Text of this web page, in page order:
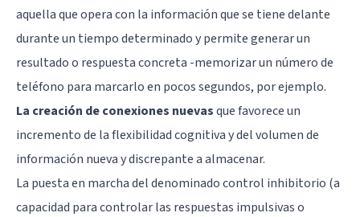
aquella que opera con la información que se tiene delante
durante un tiempo determinado y permite generar un
resultado o respuesta concreta -memorizar un número de
teléfono para marcarlo en pocos segundos, por ejemplo.
La creación de conexiones nuevasque favorece un
incremento de la flexibilidad cognitiva y del volumen de
información nueva y discrepante a almacenar.
La puesta en marcha del denominado control inhibitorio (a
capacidad para controlar las respuestas impulsivas o